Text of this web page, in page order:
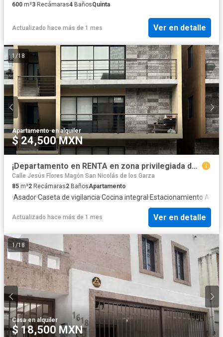
600 m²3 Recámaras4 BañosQuinta
Actualizado hace más de 1 mes Ver en detalle
1 /18
Apartamento·en alquiler
$ 24,500 MXN
¡Departamento en RENTA en zona privilegiada de Guadalupe-Linda Vista, Nuevo León!
Calle Jesús Flores Magón San Nicolás de los Garza
85 m²2 Recámaras2 BañosApartamento
·Asador·Caseta de vigilancia·Cocina integral·Estacionamiento·
Actualizado hace más de 1 mes Ver en detalle
1/18
Casa·en alquiler
$ 18,500 MXN